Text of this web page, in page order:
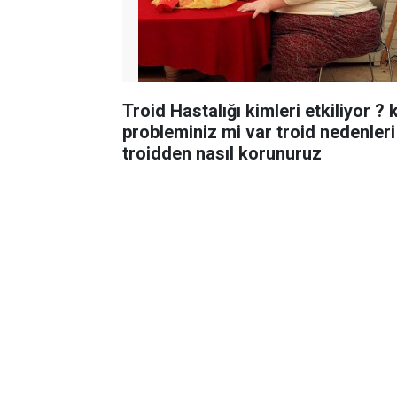
Troid Hastalığı kimleri etkiliyor ? kilo
probleminiz mi var troid
troidden nasıl korunuruz